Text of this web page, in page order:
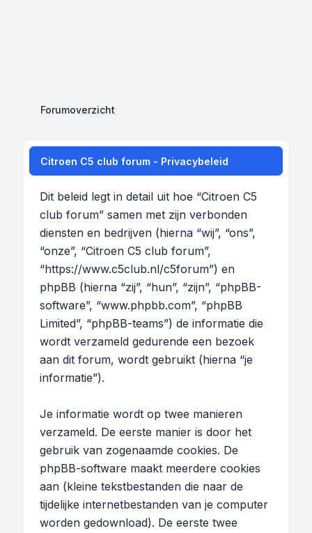
Forumoverzicht
Citroen C5 club forum - Privacybeleid
Dit beleid legt in detail uit hoe “Citroen C5
club forum” samen met zijn verbonden
diensten en bedrijven (hierna “wij”, “ons”,
“onze”, “Citroen C5 club forum”,
“https://www.c5club.nl/c5forum”) en
phpBB (hierna “zij”, “hun”, “zijn”, “phpBB-
software”, “www.phpbb.com”, “phpBB
Limited”, “phpBB-teams”) de informatie die
wordt verzameld gedurende een bezoek
aan dit forum, wordt gebruikt (hierna “je
informatie”).
Je informatie wordt op twee manieren
verzameld. De eerste manier is door het
gebruik van zogenaamde cookies. De
phpBB-software maakt meerdere cookies
aan (kleine tekstbestanden die naar de
tijdelijke internetbestanden van je computer
worden gedownload). De eerste twee